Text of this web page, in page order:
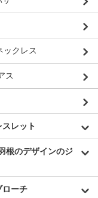
ックレス
ス
レット
根のデザインのジ
ローチ